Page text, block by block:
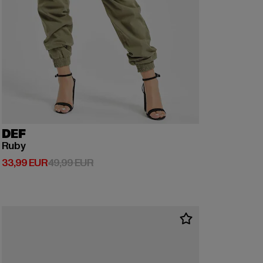
DEF
Ruby
33,99 EUR
Prix courant: 33,99 EUR
49,99 EURPrix en promotion: 49,99 EUR